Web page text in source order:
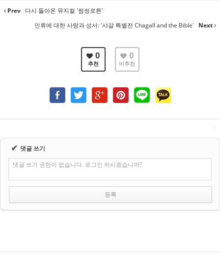
Prev 다시 돌아온 뮤지컬 '썸씽로튼'
인류에 대한 사랑과 성서: '샤갈 특별전 Chagall and the Bible'
Next
0
추천
0
비추천
✔ 댓글 쓰기
댓글 쓰기 권한이 없습니다. 로그인 하시겠습니까?